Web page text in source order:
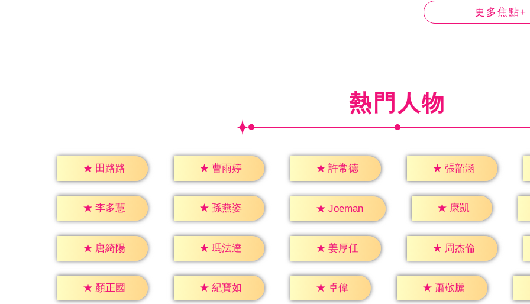
更多焦點+
熱門人物
★ 田路路 ★ 曹雨婷 ★ 許常德 ★ 張韶涵
★ 李多慧 ★ 孫燕姿 ★ Joeman ★ 康凱
★ 唐綺陽 ★ 瑪法達 ★ 姜厚任 ★ 周杰倫
★ 顏正國 ★ 紀寶如 ★ 卓偉 ★ 蕭敬騰